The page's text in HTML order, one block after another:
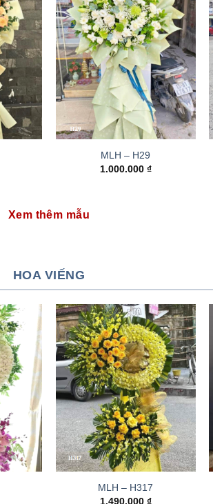
MLH – H29
1.000.000 ₫
Xem thêm mẫu
HOA VIẾNG
MLH – H317
1.490.000 ₫